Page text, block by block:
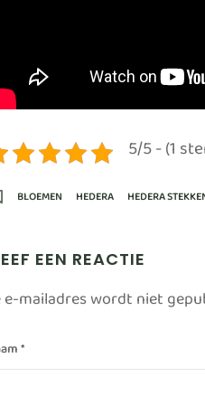
5/5 - (1
BLOEMEN HEDERA HEDERA
EEN REACTIE
e-mailadres wordt niet
*